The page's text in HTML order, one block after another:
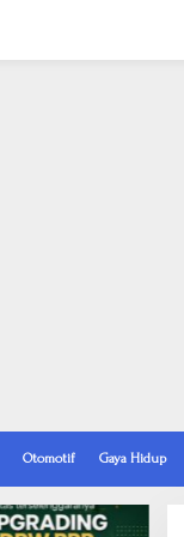
Otomotif Gaya Hidup